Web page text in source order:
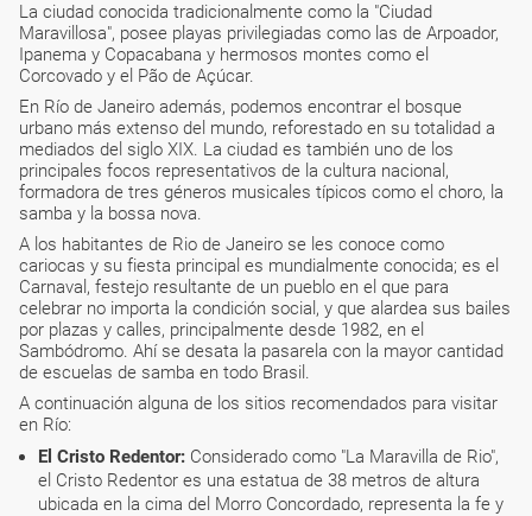
La ciudad conocida tradicionalmente como la "Ciudad
Maravillosa", posee playas privilegiadas como las de Arpoador,
Ipanema y Copacabana y hermosos montes como el
Corcovado y el Pão de Açúcar.
En Río de Janeiro además, podemos encontrar el bosque
urbano más extenso del mundo, reforestado en su totalidad a
mediados del siglo XIX. La ciudad es también uno de los
principales focos representativos de la cultura nacional,
formadora de tres géneros musicales típicos como el choro, la
samba y la bossa nova.
A los habitantes de Rio de Janeiro se les conoce como
cariocas y su fiesta principal es mundialmente conocida; es el
Carnaval, festejo resultante de un pueblo en el que para
celebrar no importa la condición social, y que alardea sus bailes
por plazas y calles, principalmente desde 1982, en el
Sambódromo. Ahí se desata la pasarela con la mayor cantidad
de escuelas de samba en todo Brasil.
A continuación alguna de los sitios recomendados para visitar
en Río:
El Cristo Redentor: Considerado como "La Maravilla de Rio",
el Cristo Redentor es una estatua de 38 metros de altura
ubicada en la cima del Morro Concordado, representa la fe y